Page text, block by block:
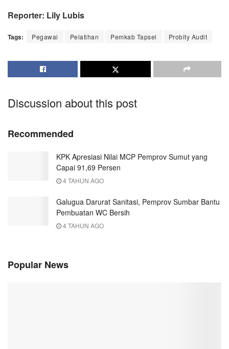
Reporter: Lily Lubis
Tags: Pegawai Pelatihan Pemkab Tapsel Probity Audit
Discussion about this post
Recommended
KPK Apresiasi Nilai MCP Pemprov Sumut yang
Capai 91,69 Persen
4 TAHUN AGO
Galugua Darurat Sanitasi, Pemprov Sumbar Bantu
Pembuatan WC Bersih
4 TAHUN AGO
Popular News